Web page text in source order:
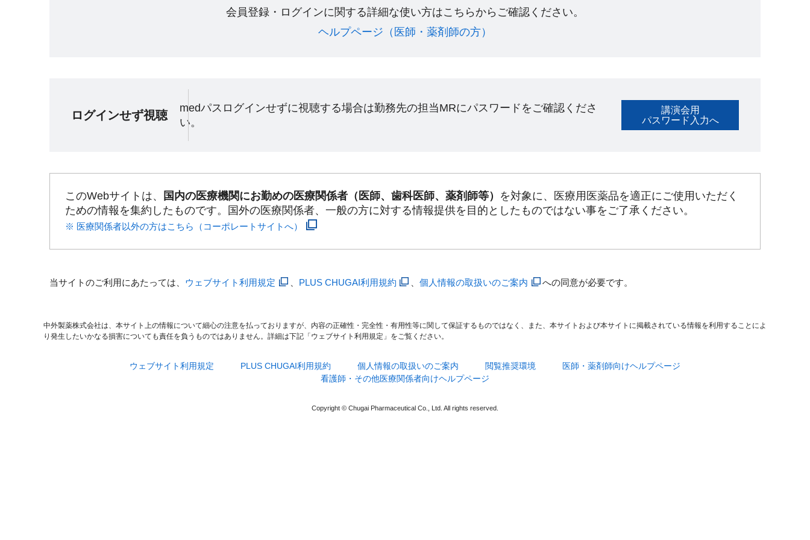
会員登録・ログインに関する詳細な使い方はこちらからご確認ください。​
ヘルプページ（医師・薬剤師の方）​
ログインせず視聴
medパスログインせずに視聴する場合は勤務先の担当MRにパスワードをご確認くださ
い。
講演会用
パスワード入力へ
このWebサイトは、 国内の医療機関にお勤めの医療関係者（医師、歯科医師、薬剤師等） を対象に、医療用医薬品を適正にご使用いただく
ための情報を集約したものです。国外の医療関係者、一般の方に対する情報提供を目的としたものではない事をご了承ください。
※ 医療関係者以外の方はこちら（コーポレートサイトへ）
当サイトのご利用にあたっては、 ウェブサイト利用規定 PLUS CHUGAI利用規約 、個人情報の取扱いのご案内 への同意が必要です。
中外製薬株式会社は、本サイト上の情報について細心の注意を払っておりますが、内容の正確性・完全性・有用性等に関して保証するものではなく、また、本サイトおよび本サイトに掲載されている情報を利用することによ
り発生したいかなる損害についても責任を負うものではありません。詳細は下記「ウェブサイト利用規定」をご覧ください。
ウェブサイト利用規定 PLUS CHUGAI利用規約 個人情報の取扱いのご案内 閲覧推奨環境
医師・薬剤師向けヘルプページ
看護師・その他医療関係者向けヘルプページ
Copyright © Chugai Pharmaceutical Co., Ltd. All rights reserved.